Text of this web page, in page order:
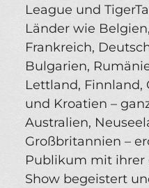
League und
Länder wie
Frankreich,
Bulgarien,
Lettland, Finnland,
und Kroatien –
Australien,
Großbritannien –
Publikum mit ihrer
Show begeistert